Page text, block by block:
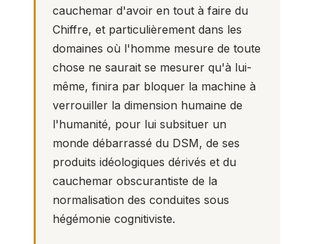
cauchemar d'avoir en tout à faire du
Chiffre, et particulièrement dans les
domaines où l'homme mesure de toute
chose ne saurait se mesurer qu'à lui-
même, finira par bloquer la machine à
verrouiller la dimension humaine de
l'humanité, pour lui subsituer un
monde débarrassé du DSM, de ses
produits idéologiques dérivés et du
cauchemar obscurantiste de la
normalisation des conduites sous
hégémonie cognitiviste.